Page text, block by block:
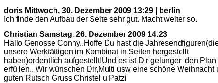
doris Mittwoch, 30. Dezember 2009 13:29 | berlin
Ich finde den Aufbau der Seite sehr gut. Macht weiter so.
Christian Samstag, 26. Dezember 2009 14:23
Hallo Genosse Conny..Hoffe Du hast die
unsere Werktättigen im Kombinat in Seifen hergestellt
haben)ordentlich aufgestellt!Und es ist Dir gelungen den Plan
erfüllen.. Wir wünschen Dir,Multi usw eine schöne Weihnacht
guten Rutsch Gruss Christel u Patzi